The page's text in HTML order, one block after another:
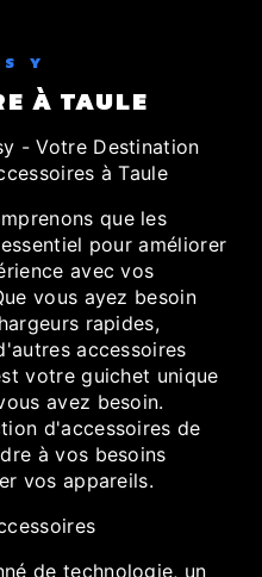
À TAULE
- Votre Destination
à Taule
que les
pour améliorer
avec vos
vous ayez besoin
rapides,
accessoires
votre guichet unique
avez besoin.
d'accessoires de
à vos besoins
vos appareils.
de technologie, un